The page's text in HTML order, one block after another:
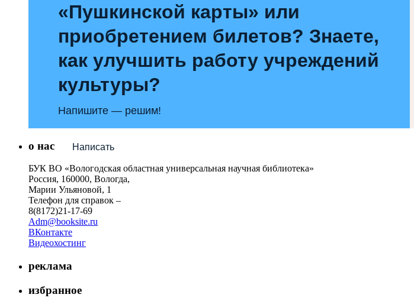
«Пушкинской карты» или
приобретением билетов? Знаете,
как улучшить работу учреждений
культуры?
Напишите — решим!
Написать
о нас
БУК ВО «Вологодская областная универсальная научная библиотека»
Россия, 160000, Вологда,
Марии Ульяновой, 1
Телефон для справок –
8(8172)21-17-69
Adm@booksite.ru
ВКонтакте
Видеохостинг
реклама
избранное